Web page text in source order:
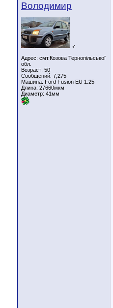
Володимир
♂
Адрес: смт.Козова Тернопільської
обл.
Возраст: 50
Сообщений: 7,275
Машина: Ford Fusion EU 1.25
Длина: 27660мкм
Диаметр: 41мм